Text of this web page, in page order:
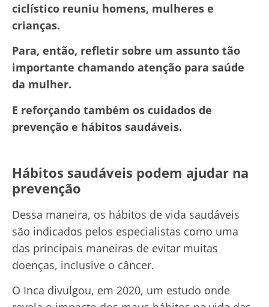
ciclístico reuniu homens, mulheres e
crianças.
Para, então, refletir sobre um assunto tão
importante chamando atenção para saúde
da mulher.
E reforçando também os cuidados de
prevenção e hábitos saudáveis.
Hábitos saudáveis podem ajudar na
prevenção
Dessa maneira, os hábitos de vida saudáveis
são indicados pelos especialistas como uma
das principais maneiras de evitar muitas
doenças, inclusive o câncer.
O Inca divulgou, em 2020, um estudo onde